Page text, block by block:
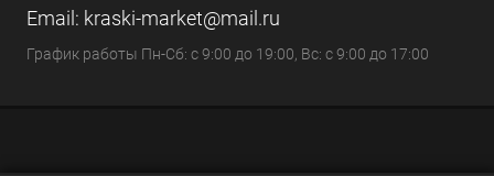
Email: kraski-market@mail.ru
График работы Пн-Сб: с 9:00 до 19:00, Вс: с 9:00 до 17:00